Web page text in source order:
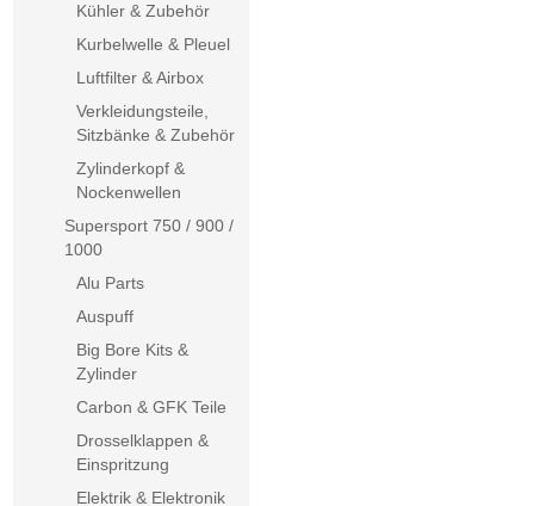
Kühler & Zubehör
Kurbelwelle & Pleuel
Luftfilter & Airbox
Verkleidungsteile,
Sitzbänke & Zubehör
Zylinderkopf &
Nockenwellen
Supersport 750 / 900 /
1000
Alu Parts
Auspuff
Big Bore Kits &
Zylinder
Carbon & GFK Teile
Drosselklappen &
Einspritzung
Elektrik & Elektronik